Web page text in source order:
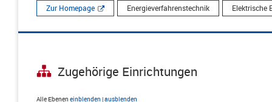
Zur Homepage Energieverfahrenstechnik Elektrische
Zugehörige Einrichtungen
Alle Ebenen einblenden |ausblenden